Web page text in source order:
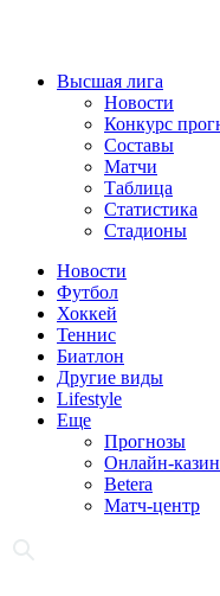
Высшая лига
Новости
Конкурс
Составы
Матчи
Таблица
Статистика
Стадионы
Новости
Футбол
Хоккей
Теннис
Биатлон
Другие виды
Lifestyle
Еще
Прогнозы
Онлайн-
Betera
Матч-центр